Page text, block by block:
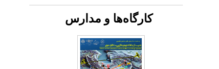
کارگاه‌ها و مدارس